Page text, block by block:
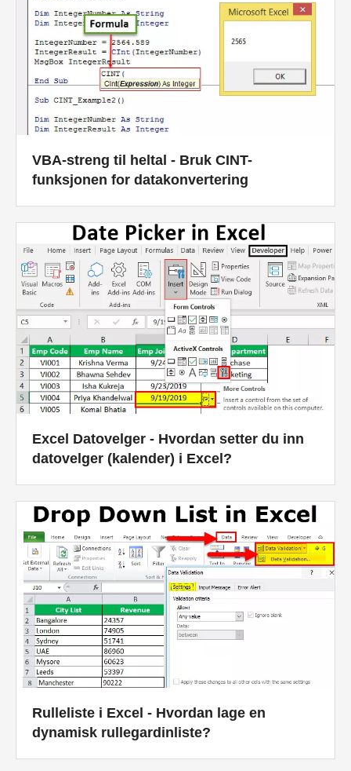
VBA-streng til heltal - Bruk CINT-
funksjonen for datakonvertering
Excel Datovelger - Hvordan setter du inn
datovelger (kalender) i Excel?
Rulleliste i Excel - Hvordan lage en
dynamisk rullegardinliste?